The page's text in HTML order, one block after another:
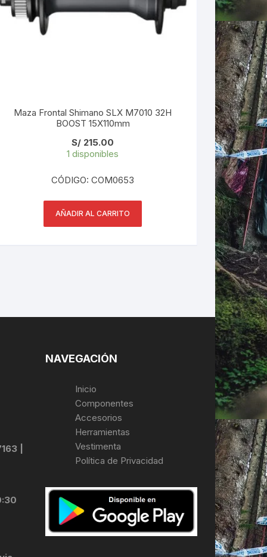
Maza Frontal Shimano SLX M7010 32H
BOOST 15X110mm
S/ 215.00
1 disponibles
CÓDIGO: COM0653
AÑADIR AL CARRITO
|
NAVEGACIÓN
Inicio
Componentes
Accesorios
Herramientas
Vestimenta
Política de Privacidad